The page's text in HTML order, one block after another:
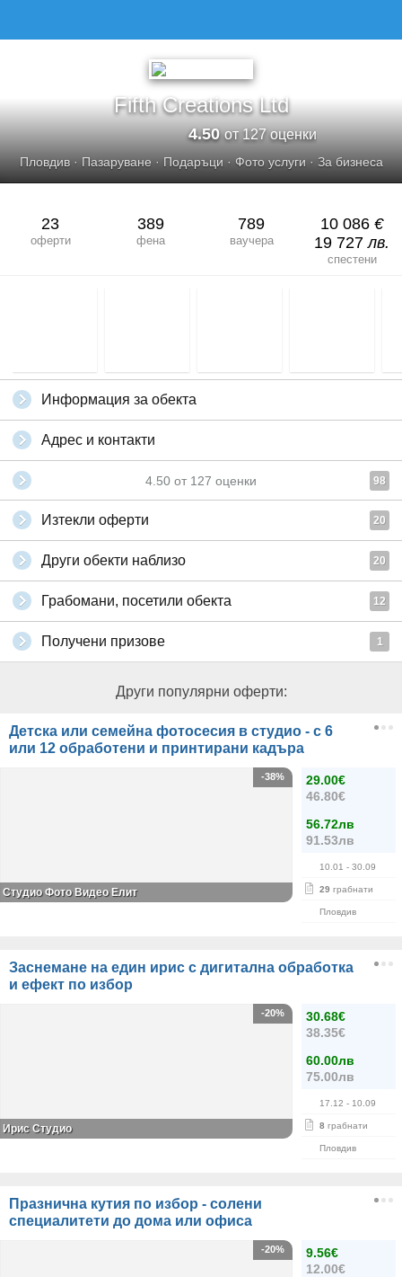
Fifth Creations Ltd
4.50от 127 оценки
Пловдив· Пазаруване· Подаръци· Фото услуги· За бизнеса
23
оферти
389
фена
789
ваучера
10 086 €
19 727лв.
спестени
Информация за обекта
Адрес и контакти
4.50 от 127 оценки 98
Изтекли оферти 20
Други обекти наблизо 20
Грабомани, посетили обекта 12
Получени призове 1
Други популярни оферти:
Детска или семейна фотосесия в студио - с 6
или 12 обработени и принтирани кадъра
29.00€
46.80€
56.72лв
91.53лв
10.01 - 30.09
29 грабнати
Пловдив
-38%
Студио Фото Видео Елит
Заснемане на един ирис с дигитална обработка
и ефект по избор
30.68€
38.35€
60.00лв
75.00лв
17.12 - 10.09
8 грабнати
Пловдив
-20%
Ирис Студио
Празнична кутия по избор - солени
специалитети до дома или офиса
9.56€
12.00€
-20%